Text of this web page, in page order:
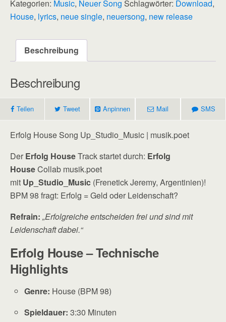
Erste
Collab
Up_Studio_Music
(Argentinien)
Kategorien: Music, Neuer Song Schlagwörter: Download,
House, lyrics, neue single, neuersong, new release
Beschreibung
Beschreibung
Teilen Tweet Anpinnen Mail SMS
Erfolg House Song Up_Studio_Music | musik.poet
Der Erfolg HouseTrack startet durch: Erfolg
HouseCollab musik.poet
mit Up_Studio_Music (Frenetick Jeremy, Argentinien)!
BPM 98 fragt: Erfolg = Geld oder Leidenschaft?
Refrain: „Erfolgreiche entscheiden frei und sind mit
Leidenschaft dabei.“
Erfolg House – Technische
Highlights
Genre: House (BPM 98)
Spieldauer: 3:30 Minuten